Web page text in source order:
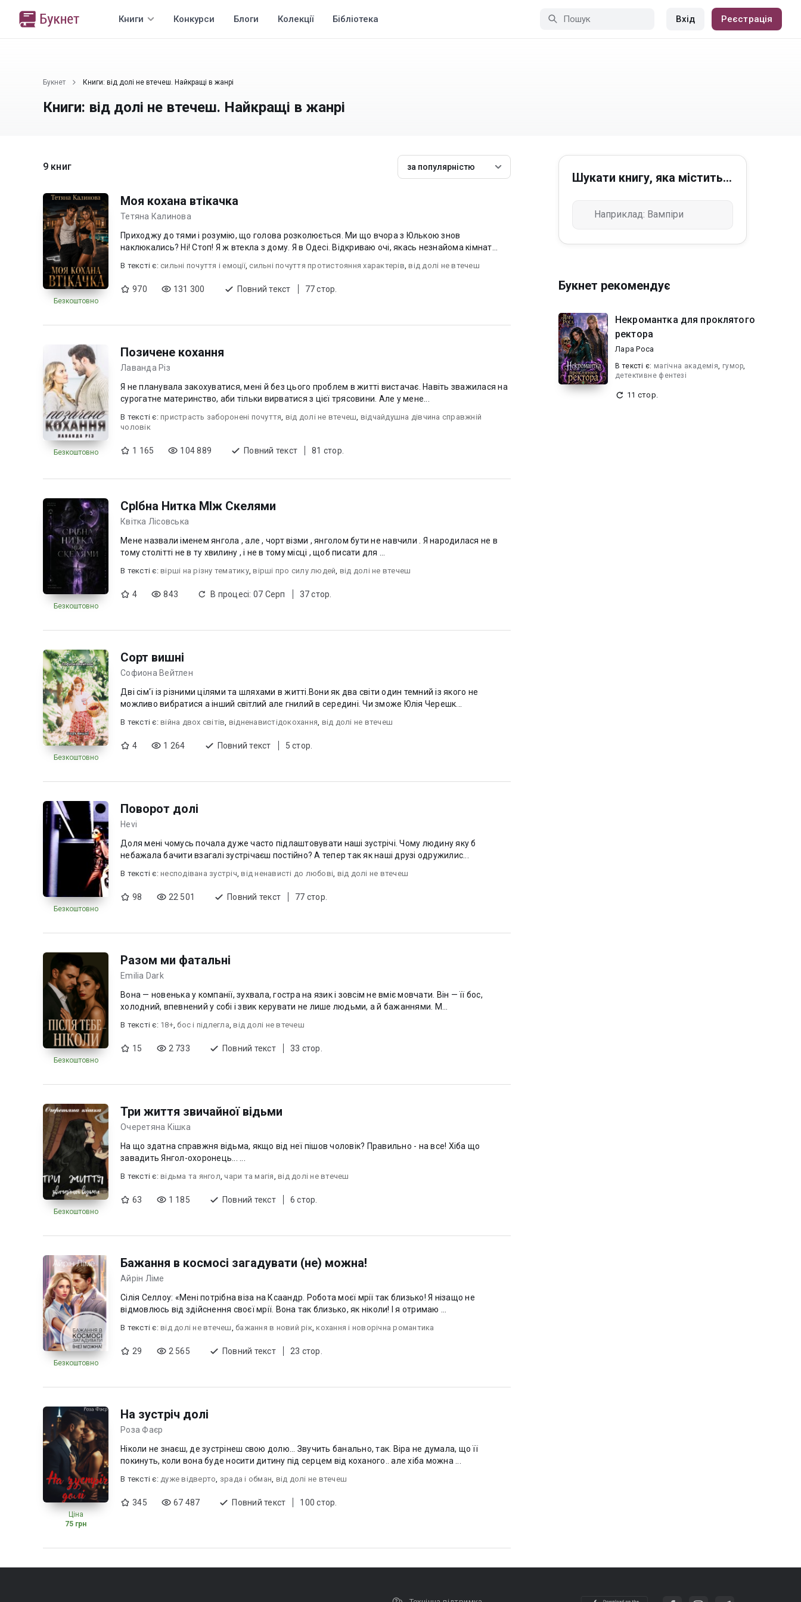
Книги Конкурси Блоги Колекції Бібліотека Вхід Реєстрація
Букнет Книги: від долі не втечеш. Найкращі в жанрі
Книги: від долі не втечеш. Найкращі в жанрі
9 книг за популярністю
Безкоштовно
Моя кохана втікачка
Тетяна Калинова
Приходжу до тями і розумію, що голова розколюється. Ми що вчора з Юлькою знов
наклюкались? Ні! Стоп! Я ж втекла з дому. Я в Одесі. Відкриваю очі, якась незнайома кімнат...
В текcті є: сильні почуття і емоції, сильні почуття протистояння характерів,від долі не втечеш
970 131 300 Повний текст 77 стор.
Безкоштовно
Позичене кохання
Лаванда Різ
Я не планувала закохуватися, мені й без цього проблем в житті вистачає. Навіть зважилася на
сурогатне материнство, аби тільки вирватися з цієї трясовини. Але у мене...
В текcті є: пристрасть заборонені почуття, від долі не втечеш, відчайдушна дівчина справжній
чоловік
1 165 104 889 Повний текст 81 стор.
Безкоштовно
СрІбна Нитка МІж Скелями
Квітка Лісовська
Мене назвали іменем янгола , але , чорт візми , янголом бути не навчили . Я народилася не в
тому столітті не в ту хвилину , і не в тому місці , щоб писати для ...
В текcті є: вірші на різну тематику,вірші про силу людей, від долі не втечеш
4 843 В процесі: 07 Серп 37 стор.
Безкоштовно
Сорт вишні
Софиона Вейтлен
Дві сім'ї із різними цілями та шляхами в житті.Вони як два світи один темний із якого не
можливо вибратися а інший світлий але гнилий в середині. Чи зможе Юлія Черешк...
В текcті є: війна двох світів, відненавистідокохання, від долі не втечеш
4 1 264 Повний текст 5 стор.
Безкоштовно
Поворот долі
Hevi
Доля мені чомусь почала дуже часто підлаштовувати наші зустрічі. Чому людину яку б
небажала бачити взагалі зустрічаєш постійно? А тепер так як наші друзі одружилис...
В текcті є: несподівана зустріч,від ненависті до любові, від долі не втечеш
98 22 501 Повний текст 77 стор.
Безкоштовно
Разом ми фатальні
Emilia Dark
Вона — новенька у компанії, зухвала, гостра на язик і зовсім не вміє мовчати. Він — її бос,
холодний, впевнений у собі і звик керувати не лише людьми, а й бажаннями. М...
В текcті є: 18+,бос і підлегла,від долі не втечеш
15 2 733 Повний текст 33 стор.
Безкоштовно
Три життя звичайної відьми
Очеретяна Кішка
На що здатна справжня відьма, якщо від неї пішов чоловік? Правильно - на все! Хіба що
завадить Янгол-охоронець... ...
В текcті є: відьма та янгол,чари та магія, від долі не втечеш
63 1 185 Повний текст 6 стор.
Безкоштовно
Бажання в космосі загадувати (не) можна!
Айрін Ліме
Сілія Селлоу: «Мені потрібна віза на Ксаандр. Робота моєї мрії так близько! Я нізащо не
відмовлюсь від здійснення своєї мрії. Вона так близько, як ніколи! І я отримаю ...
В текcті є: від долі не втечеш, бажання в новий рік,кохання і новорічна романтика
29 2 565 Повний текст 23 стор.
Ціна
75 грн
На зустріч долі
Роза Фаєр
Ніколи не знаєш, де зустрінеш свою долю... Звучить банально, так. Віра не думала, що її
покинуть, коли вона буде носити дитину під серцем від коханого.. але хіба можна ...
В текcті є: дуже відверто, зрада і обман, від долі не втечеш
345 67 487 Повний текст 100 стор.
Шукати книгу, яка містить...
Букнет рекомендує
Некромантка для проклятого
ректора
Лара Роса
В текcті є: магічна академія, гумор,
детективне фентезі
11 стор.